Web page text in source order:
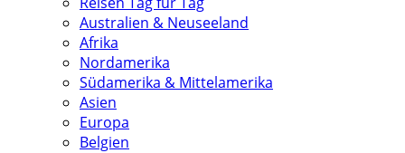
Australien & Neuseeland
Afrika
Nordamerika
Südamerika & Mittelamerika
Asien
Europa
Belgien